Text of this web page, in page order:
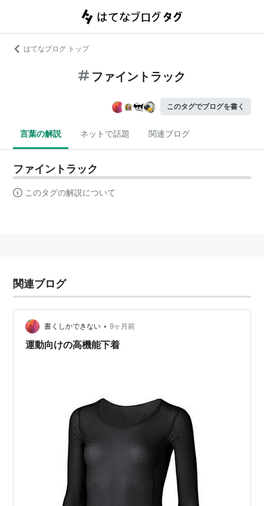
はてなブログ トップ
ファイントラック
このタグでブログを書く
言葉の解説 ネットで話題 関連ブログ
ファイントラック
このタグの解説について
関連ブログ
書くしかできない • 9ヶ月前
運動向けの高機能下着